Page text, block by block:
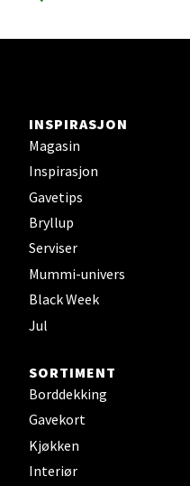
INSPIRASJON
Magasin
Inspirasjon
Gavetips
Bryllup
Serviser
Mummi-univers
Black Week
Jul
SORTIMENT
Borddekking
Gavekort
Kjøkken
Interiør
Åpent i dag 10-21
0 i butikk
Sortland -
Strangata 26, 8400
0 i butikk